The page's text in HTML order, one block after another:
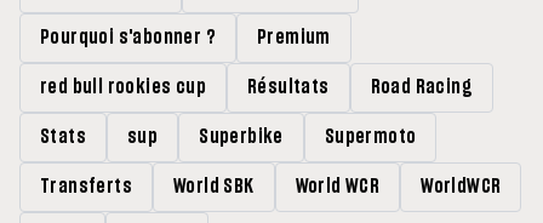
Pourquoi s'abonner ? Premium
red bull rookies cup Résultats Road Racing
Stats sup Superbike Supermoto
Transferts World SBK World WCR WorldWCR